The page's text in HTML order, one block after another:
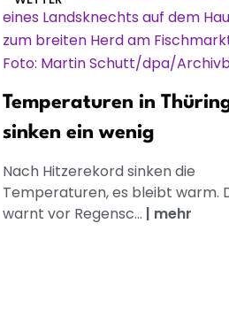
Temperaturen in
sinken ein wenig
Nach Hitzerekord sinken die
Temperaturen, es bleibt warm.
warnt vor Regensc... | mehr